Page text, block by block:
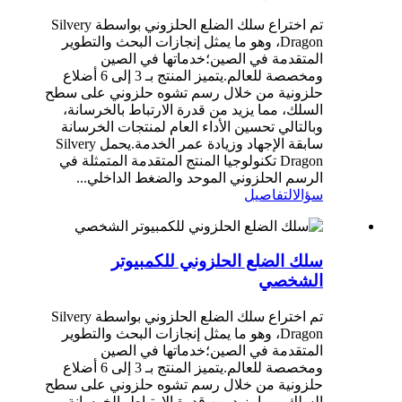
تم اختراع سلك الضلع الحلزوني بواسطة Silvery
Dragon، وهو ما يمثل إنجازات البحث والتطوير
المتقدمة في الصين؛خدماتها في الصين
ومخصصة للعالم.يتميز المنتج بـ 3 إلى 6 أضلاع
حلزونية من خلال رسم تشوه حلزوني على سطح
السلك، مما يزيد من قدرة الارتباط بالخرسانة،
وبالتالي تحسين الأداء العام لمنتجات الخرسانة
سابقة الإجهاد وزيادة عمر الخدمة.يحمل Silvery
Dragon تكنولوجيا المنتج المتقدمة المتمثلة في
الرسم الحلزوني الموحد والضغط الداخلي...
سؤالالتفاصيل
سلك الضلع الحلزوني للكمبيوتر
الشخصي
تم اختراع سلك الضلع الحلزوني بواسطة Silvery
Dragon، وهو ما يمثل إنجازات البحث والتطوير
المتقدمة في الصين؛خدماتها في الصين
ومخصصة للعالم.يتميز المنتج بـ 3 إلى 6 أضلاع
حلزونية من خلال رسم تشوه حلزوني على سطح